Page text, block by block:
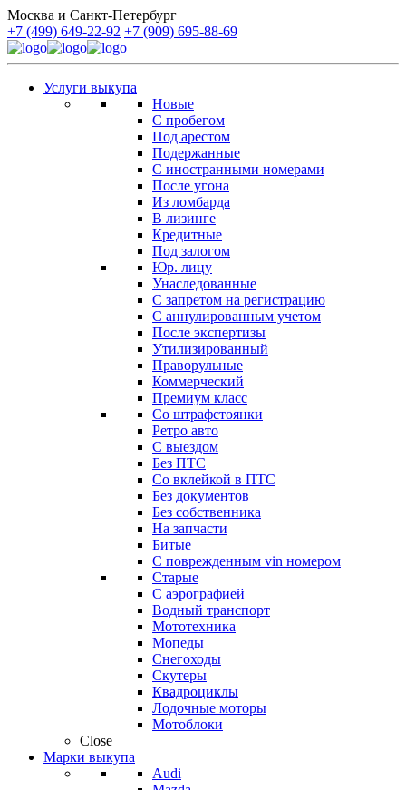
Москва и Санкт-Петербург
+7 (499) 649-22-92 +7 (909) 695-88-69
Услуги выкупа
Новые
С пробегом
Под арестом
Подержанные
С иностранными номерами
После угона
Из ломбарда
В лизинге
Кредитные
Под залогом
Юр. лицу
Унаследованные
С запретом на регистрацию
С аннулированным учетом
После экспертизы
Утилизированный
Праворульные
Коммерческий
Премиум класс
Со штрафстоянки
Ретро авто
С выездом
Без ПТС
Со вклейкой в ПТС
Без документов
Без собственника
На запчасти
Битые
С поврежденным vin номером
Старые
С аэрографией
Водный транспорт
Мототехника
Мопеды
Снегоходы
Скутеры
Квадроциклы
Лодочные моторы
Мотоблоки
Close
Марки выкупа
Audi